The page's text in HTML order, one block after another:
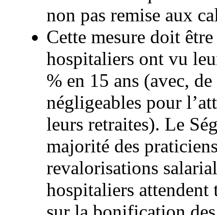
non pas remise aux
Cette mesure doit
hospitaliers ont vu
% en 15 ans (avec,
négligeables pour
leurs retraites). Le
majorité des
revalorisations
hospitaliers